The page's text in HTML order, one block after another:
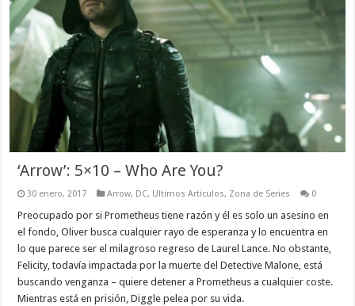
‘Arrow’: 5×10 – Who Are You?
30 enero, 2017 Arrow, DC, Ultimos Articulos, Zona de Series 0
Preocupado por si Prometheus tiene razón y él es solo un asesino en
el fondo, Oliver busca cualquier rayo de esperanza y lo encuentra en
lo que parece ser el milagroso regreso de Laurel Lance. No obstante,
Felicity, todavía impactada por la muerte del Detective Malone, está
buscando venganza – quiere detener a Prometheus a cualquier coste.
Mientras está en prisión, Diggle pelea por su vida.